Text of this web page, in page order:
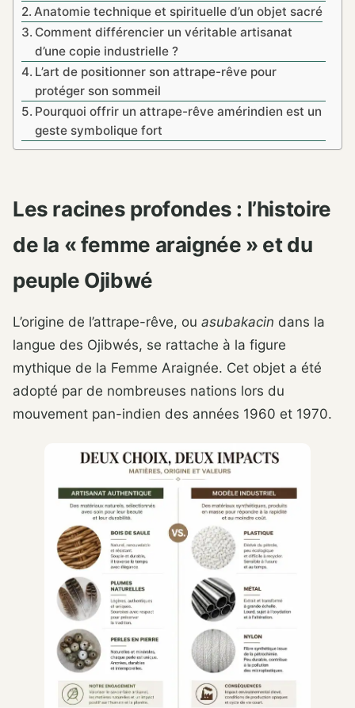
Anatomie technique et spirituelle d’un objet sacré
Comment différencier un véritable artisanat
d’une copie industrielle ?
L’art de positionner son attrape-rêve pour
protéger son sommeil
Pourquoi offrir un attrape-rêve amérindien est un
geste symbolique fort
Les racines profondes : l’histoire
de la « femme araignée » et du
peuple Ojibwé
L’origine de l’attrape-rêve, ou asubakacin dans la
langue des Ojibwés, se rattache à la figure
mythique de la Femme Araignée. Cet objet a été
adopté par de nombreuses nations lors du
mouvement pan-indien des années 1960 et 1970.